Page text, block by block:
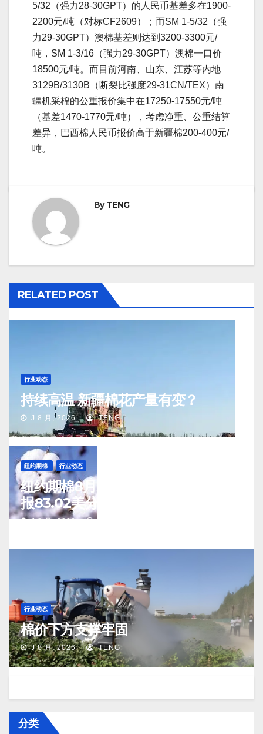
5/32（强力28-30GPT）的人民币基差多在1900-
2200元/吨（对标CF2609）；而SM 1-5/32（强
力29-30GPT）澳棉基差则达到3200-3300元/
吨，SM 1-3/16（强力29-30GPT）澳棉一口价
18500元/吨。而目前河南、山东、江苏等内地
3129B/3130B（断裂比强度29-31CN/TEX）南
疆机采棉的公重报价集中在17250-17550元/吨
（基差1470-1770元/吨），考虑净重、公重结算
差异，巴西棉人民币报价高于新疆棉200-400元/
吨。
ByTENG
RELATED POST
行业动态
持续高温 新疆棉花产量有变？
J 8 月, 2026 TENG
纽约期棉 行业动态
纽约期棉8月5日(周三)收涨12月合约
报83.02美分/磅
J 8 月, 2026 TENG
行业动态
棉价下方支撑牢固
J 8 月, 2026 TENG
分类